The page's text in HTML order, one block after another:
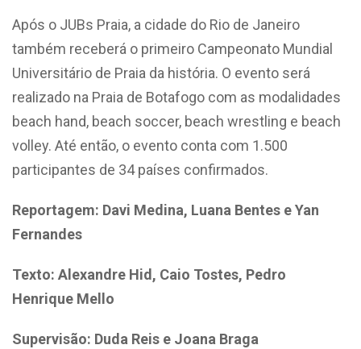
Após o JUBs Praia, a cidade do Rio de Janeiro
também receberá o primeiro Campeonato Mundial
Universitário de Praia da história. O evento será
realizado na Praia de Botafogo com as modalidades
beach hand, beach soccer, beach wrestling e beach
volley. Até então, o evento conta com 1.500
participantes de 34 países confirmados.
Reportagem: Davi Medina, Luana Bentes e Yan
Fernandes
Texto: Alexandre Hid, Caio Tostes, Pedro
Henrique Mello
Supervisão: Duda Reis e Joana Braga